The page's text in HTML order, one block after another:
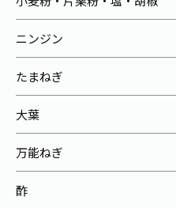
ニンジン
たまねぎ
大葉
万能ねぎ
酢